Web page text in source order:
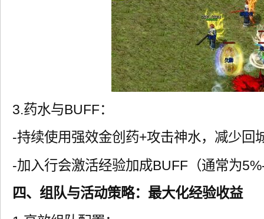
3.药水与BUFF：
-持续使用强效金创药+攻击神水，减少回
-加入行会激活经验加成BUFF（通常为
四、组队与活动策略：最大化经验收益